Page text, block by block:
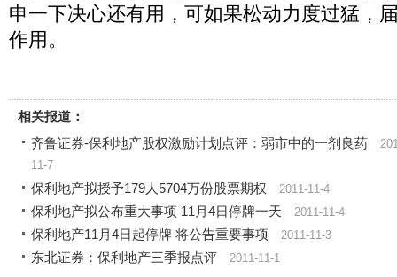
申一下决心还有用，可如果松动力度过猛，
作用。
相关报道：
齐鲁证券-保利地产股权激励计划点评：弱市中的一剂良药
11-7
保利地产拟授予179人5704万份股票期权
2011-11-4
保利地产拟公布重大事项 11月4日停牌一天 2011-11-4
保利地产11月4日起停牌 将公告重要事项 2011-11-3
东北证券：保利地产三季报点评 2011-11-1